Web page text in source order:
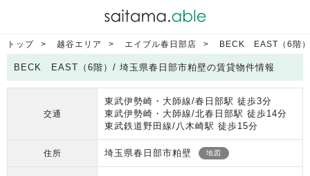
トップ 越谷エリア エイブル春日部店 BECK EAST（6階）
BECK EAST（6階）/ 埼玉県春日部市粕壁の賃貸物件情報
交通
東武伊勢崎・大師線/春日部駅 徒歩3分
東武伊勢崎・大師線/北春日部駅 徒歩14分
東武鉄道野田線/八木崎駅 徒歩15分
住所 埼玉県春日部市粕壁 地図